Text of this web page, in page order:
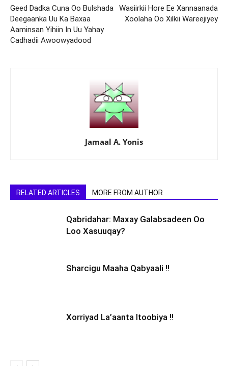
Geed Dadka Cuna Oo Bulshada
Deegaanka Uu Ka Baxaa
Aaminsan Yihiin In Uu Yahay
Cadhadii Awoowyadood
Wasiirkii Hore Ee Xannaanada
Xoolaha Oo Xilkii Wareejiyey
Jamaal A. Yonis
RELATED ARTICLES MORE FROM AUTHOR
Qabridahar: Maxay Galabsadeen Oo
Loo Xasuuqay?
Sharcigu Maaha Qabyaali !!
Xorriyad La’aanta Itoobiya !!